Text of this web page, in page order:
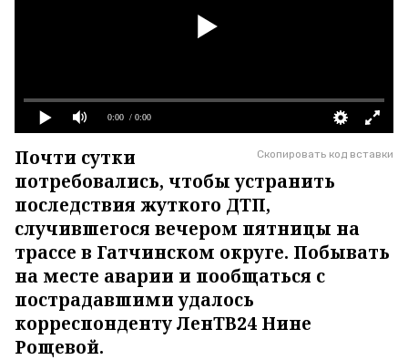
0:00 / 0:00
Скопировать код вставки
Почти сутки
потребовались, чтобы устранить
последствия жуткого ДТП,
случившегося вечером пятницы на
трассе в Гатчинском округе. Побывать
на месте аварии и пообщаться с
пострадавшими удалось
корреспонденту ЛенТВ24 Нине
Рощевой.